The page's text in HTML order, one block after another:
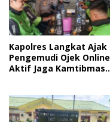
Kapolres Langkat Ajak
Pengemudi Ojek Online
Aktif Jaga Kamtibmas